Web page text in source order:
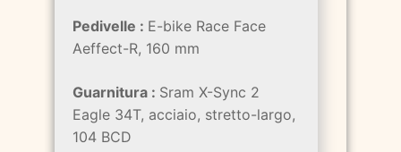
Pedivelle : E-bike Race Face
Aeffect-R, 160 mm
Guarnitura : Sram X-Sync 2
Eagle 34T, acciaio, stretto-largo,
104 BCD